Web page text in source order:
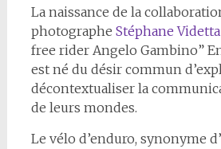
La naissance de la
photographe Stéphane Videtta
free rider Angelo Gambino”
est né du désir commun
décontextualiser la
de leurs mondes.
Le vélo d’enduro, synonyme